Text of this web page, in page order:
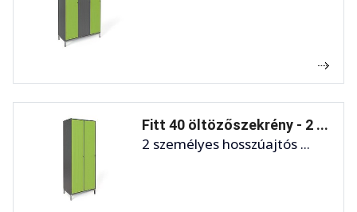
Fitt 40 öltözőszekrény - 2 ...
2 személyes hosszúajtós ...